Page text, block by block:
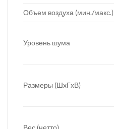
Объем воздуха (мин./макс.)
Уровень шума
Размеры (ШxГxВ)